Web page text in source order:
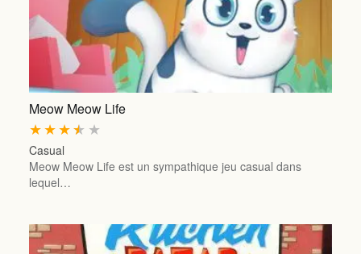
Meow Meow Life
★
★
★
★
★
Casual
Meow Meow Life est un sympathique jeu casual dans
lequel…